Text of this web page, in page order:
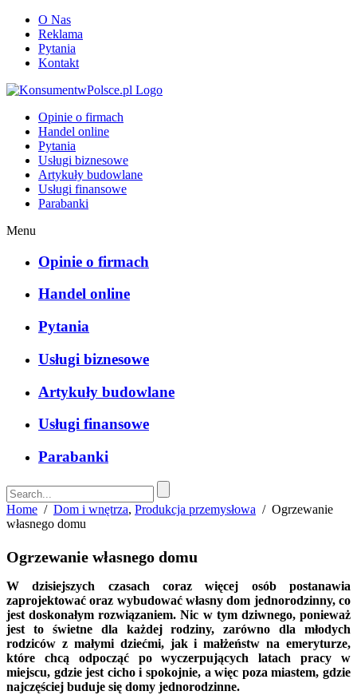
O Nas
Reklama
Pytania
Kontakt
Opinie o firmach
Handel online
Pytania
Usługi biznesowe
Artykuły budowlane
Usługi finansowe
Parabanki
Menu
Opinie o firmach
Handel online
Pytania
Usługi biznesowe
Artykuły budowlane
Usługi finansowe
Parabanki
Home / Dom i wnętrza, Produkcja przemysłowa / Ogrzewanie
własnego domu
Ogrzewanie własnego domu
W dzisiejszych czasach coraz więcej osób postanawia
zaprojektować oraz wybudować własny dom jednorodzinny, co
jest doskonałym rozwiązaniem. Nic w tym dziwnego, ponieważ
jest to świetne dla każdej rodziny, zarówno dla młodych
rodziców z małymi dziećmi, jak i małżeństw na emeryturze,
które chcą odpocząć po wyczerpujących latach pracy w
miejscu, gdzie jest cicho i spokojnie, a więc poza miastem, gdzie
najczęściej buduje się domy jednorodzinne.